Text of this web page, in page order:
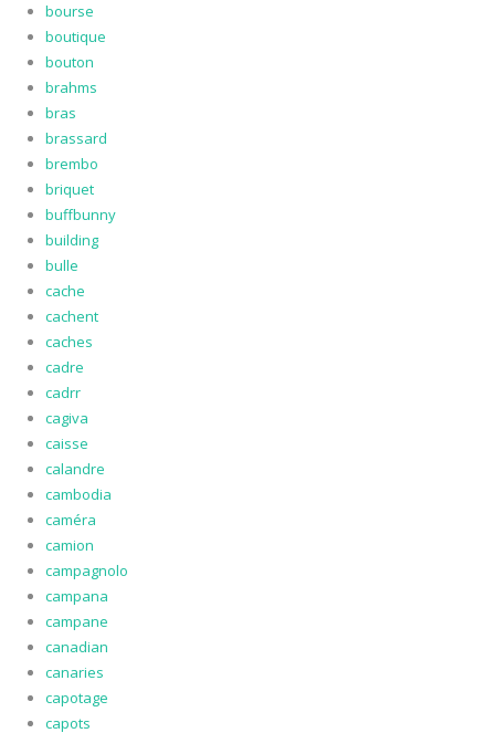
bourse
boutique
bouton
brahms
bras
brassard
brembo
briquet
buffbunny
building
bulle
cache
cachent
caches
cadre
cadrr
cagiva
caisse
calandre
cambodia
caméra
camion
campagnolo
campana
campane
canadian
canaries
capotage
capots